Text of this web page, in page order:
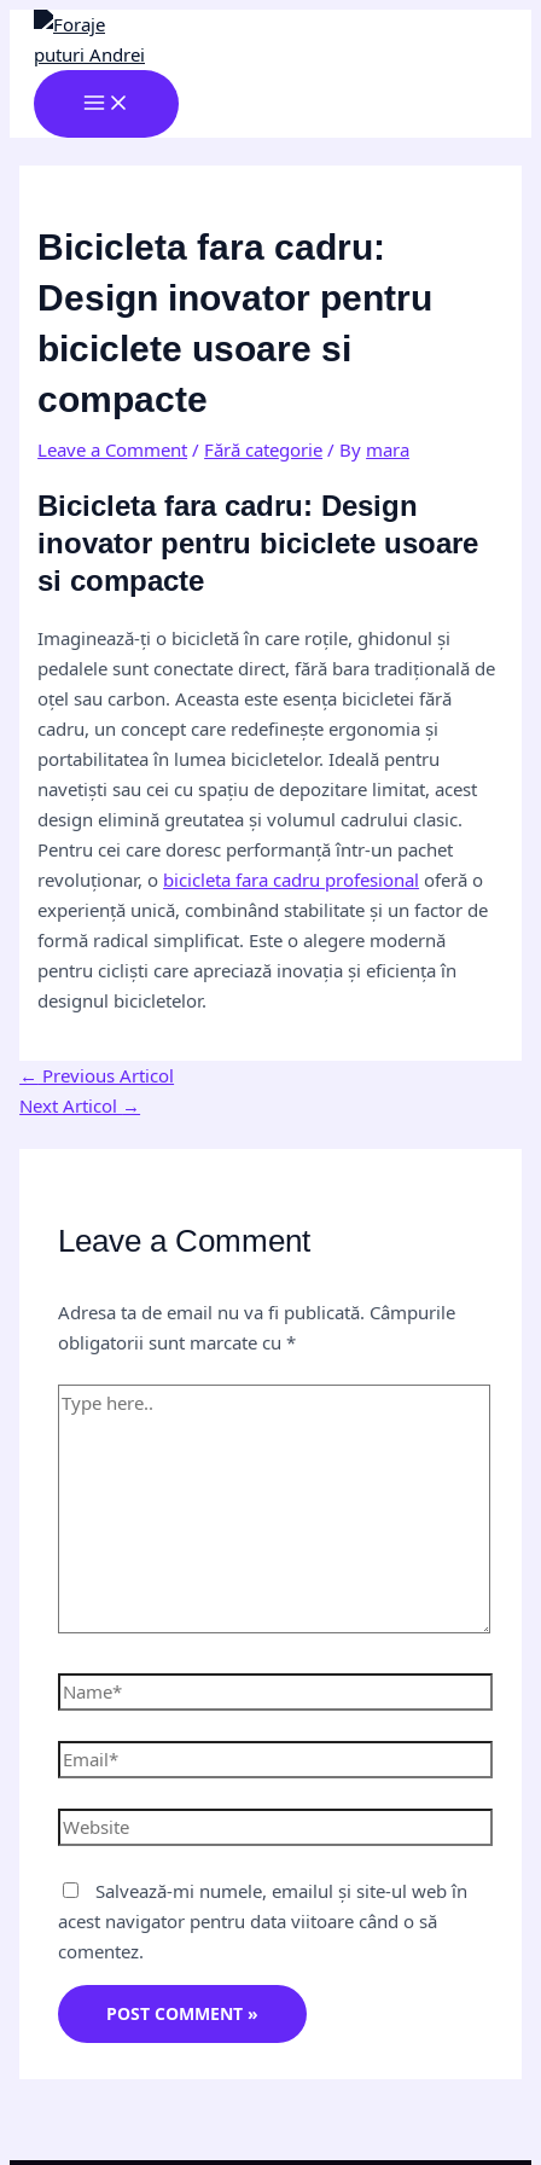
Skip
content
MENU
Bicicleta fara cadru:
Design inovator pentru
biciclete usoare si
compacte
Leave a Comment / Fără categorie / By mara
Bicicleta fara cadru: Design
inovator pentru biciclete usoare
si compacte
Imaginează-ți o bicicletă în care roțile, ghidonul și
pedalele sunt conectate direct, fără bara tradițională de
oțel sau carbon. Aceasta este esența bicicletei fără
cadru, un concept care redefinește ergonomia și
portabilitatea în lumea bicicletelor. Ideală pentru
navetiști sau cei cu spațiu de depozitare limitat, acest
design elimină greutatea și volumul cadrului clasic.
Pentru cei care doresc performanță într-un pachet
revoluționar, o bicicleta fara cadru profesional oferă o
experiență unică, combinând stabilitate și un factor de
formă radical simplificat. Este o alegere modernă
pentru cicliști care apreciază inovația și eficiența în
designul bicicletelor.
Post
navigation
← Previous Articol
Next Articol →
Leave a Comment
Adresa ta de email nu va fi publicată. Câmpurile
obligatorii sunt marcate cu*
Type
here..
Name*
Email*
Website
Salvează-mi numele, emailul și site-ul web în
acest navigator pentru data viitoare când o să
comentez.